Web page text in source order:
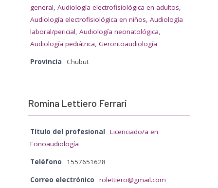
general, Audiología electrofisiológica en adultos,
Audiología electrofisiológica en niños, Audiología
laboral/pericial, Audiología neonatológica,
Audiología pediátrica, Gerontoaudiología
Provincia Chubut
Romina Lettiero Ferrari
Título del profesional
Licenciado/a en
Fonoaudiología
Teléfono 1557651628
Correo electrónico rolettiero@gmail.com